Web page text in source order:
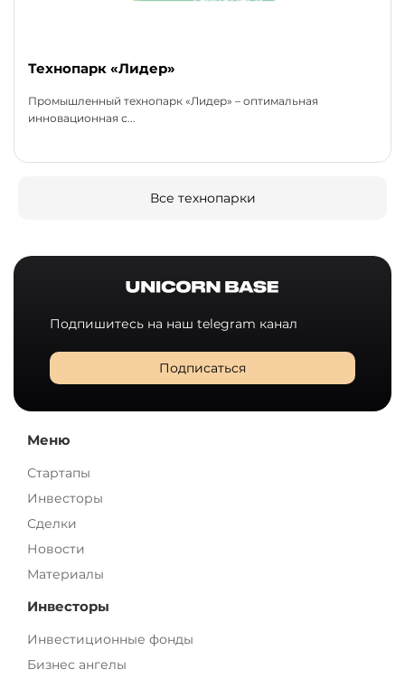
Технопарк «Лидер»
Промышленный технопарк «Лидер» – оптимальная
инновационная с...
Все технопарки
Подпишитесь на наш telegram канал
Подписаться
Меню
Стартапы
Инвесторы
Сделки
Новости
Материалы
Инвесторы
Инвестиционные фонды
Бизнес ангелы